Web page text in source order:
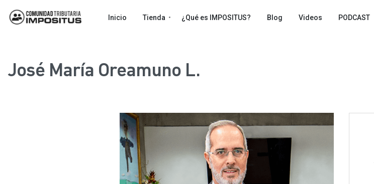
Inicio Tienda ¿Qué es IMPOSITUS? Blog Videos PODCAST
José María Oreamuno L.